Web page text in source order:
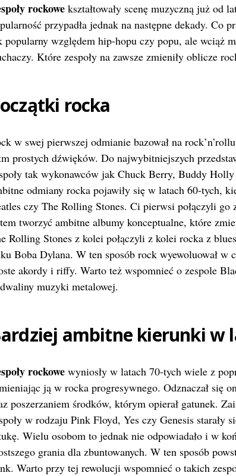
rockowekształtowały scenę muzyczną już od
przypadła jednak na następne dekady. Co
popularny względem hip-hopu czy popu, ale wciąż
Które zespoły na zawsze zmieniły oblicze
rocka
w swej pierwszej odmianie bazował na
prostych dźwięków. Do najwybitniejszych
tak wykonawców jak Chuck Berry, Buddy
odmiany rocka pojawiły się w latach 60-tych,
czy The Rolling Stones. Ci pierwsi połączyli go
tworzyć ambitne albumy konceptualne, które
Rolling Stones z kolei połączyli z kolei rocka z
Boba Dylana. W ten sposób rock wyewoluował w
akordy i riffy. Warto też wspomnieć o zespole
muzyki metalowej.
ambitne kierunki w
rockowewyniosły w latach 70-tych wiele z
ją w rocka progresywnego. Odznaczał się
poszerzaniem środków, którym opierał gatunek.
w rodzaju Pink Floyd, Yes czy Genesis starały
Wielu osobom to jednak nie odpowiadało i w
grania dla zbuntowanych. W ten sposób
Warto przy tej rewolucji wspomnieć o takich